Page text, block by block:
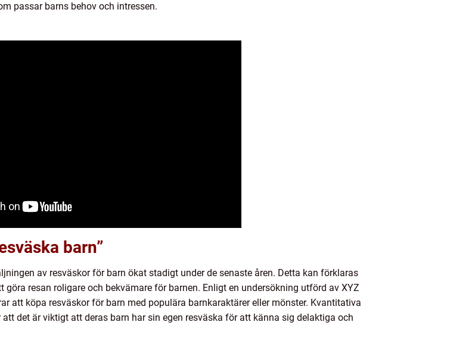
passar barns behov och intressen.
barn”
av resväskor för barn ökat stadigt under de senaste åren. Detta kan förklaras
resan roligare och bekvämare för barnen. Enligt en undersökning utförd av XYZ
att köpa resväskor för barn med populära barnkaraktärer eller mönster. Kvantitativa
det är viktigt att deras barn har sin egen resväska för att känna sig delaktiga och